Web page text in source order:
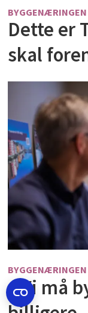
BYGGENÆRINGEN
Dette er
skal
BYGGENÆRINGEN
– Vi må